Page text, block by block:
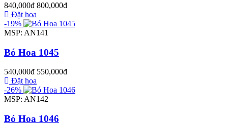
840,000đ 800,000đ
Đặt hoa
-19%
MSP: AN141
Bó Hoa 1045
540,000đ 550,000đ
Đặt hoa
-26%
MSP: AN142
Bó Hoa 1046